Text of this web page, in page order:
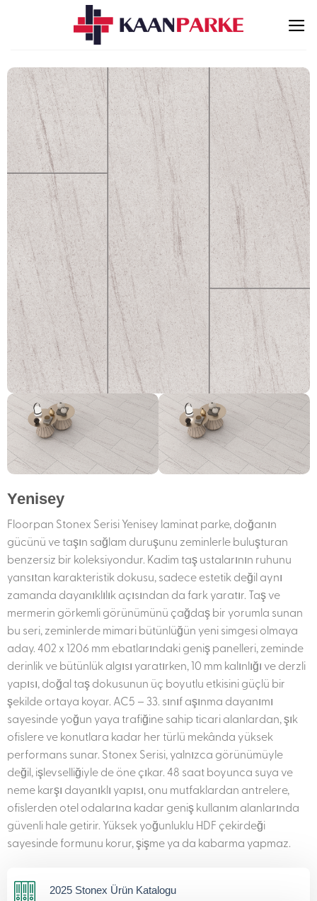
Yenisey
Floorpan Stonex Serisi Yenisey laminat parke, doğanın
gücünü ve taşın sağlam duruşunu zeminlerle buluşturan
benzersiz bir koleksiyondur. Kadim taş ustalarının ruhunu
yansıtan karakteristik dokusu, sadece estetik değil aynı
zamanda dayanıklılık açısından da fark yaratır. Taş ve
mermerin görkemli görünümünü çağdaş bir yorumla sunan
bu seri, zeminlerde mimari bütünlüğün yeni simgesi olmaya
aday. 402 x 1206 mm ebatlarındaki geniş panelleri, zeminde
derinlik ve bütünlük algısı yaratırken, 10 mm kalınlığı ve derzli
yapısı, doğal taş dokusunun üç boyutlu etkisini güçlü bir
şekilde ortaya koyar. AC5 – 33. sınıf aşınma dayanımı
sayesinde yoğun yaya trafiğine sahip ticari alanlardan, şık
ofislere ve konutlara kadar her türlü mekânda yüksek
performans sunar. Stonex Serisi, yalnızca görünümüyle
değil, işlevselliğiyle de öne çıkar. 48 saat boyunca suya ve
neme karşı dayanıklı yapısı, onu mutfaklardan antrelere,
ofislerden otel odalarına kadar geniş kullanım alanlarında
güvenli hale getirir. Yüksek yoğunluklu HDF çekirdeği
sayesinde formunu korur, şişme ya da kabarma yapmaz.
2025 Stonex Ürün Katalogu